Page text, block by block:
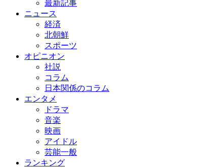
最新記事
ニュース
経済
北朝鮮
スポーツ
オピニオン
社説
コラム
日本関係のコラム
エンタメ
ドラマ
音楽
映画
アイドル
芸能一般
ランキング